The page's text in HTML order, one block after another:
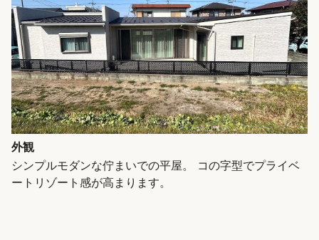
外観
シンプルモダンな佇まいでの平屋。 コの字型でプライベ
ートリゾート感が高まります。